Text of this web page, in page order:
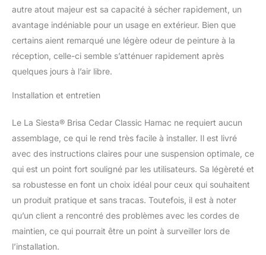
suspendues, démontrant
nombre de cordes qui
assure une meilleure
répartition du poids,
polypropylène à 100 %.
autre atout majeur est sa capacité à sécher rapidement, un
avantage indéniable pour un usage en extérieur. Bien que
certains aient remarqué une légère odeur de peinture à la
réception, celle-ci semble s’atténuer rapidement après
quelques jours à l’air libre.
Installation et entretien
Le La Siesta® Brisa Cedar Classic Hamac ne requiert aucun
assemblage, ce qui le rend très facile à installer. Il est livré
avec des instructions claires pour une suspension optimale, ce
qui est un point fort souligné par les utilisateurs. Sa légèreté et
sa robustesse en font un choix idéal pour ceux qui souhaitent
un produit pratique et sans tracas. Toutefois, il est à noter
qu’un client a rencontré des problèmes avec les cordes de
maintien, ce qui pourrait être un point à surveiller lors de
l’installation.